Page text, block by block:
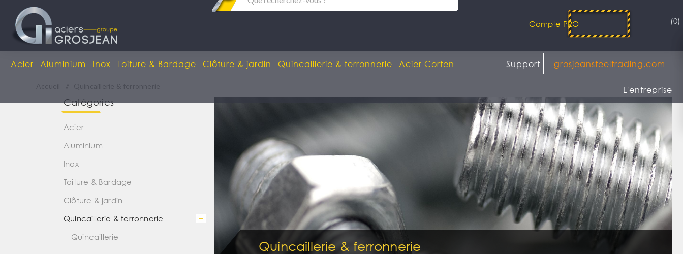
Compte PRO (0)
Acier Aluminium Inox Toiture & Bardage Clôture & jardin Quincaillerie & ferronnerie Acier Corten grosjeansteeltrading.com
Support
L'entreprise
Accueil Quincaillerie & ferronnerie
Quincaillerie & ferronnerie
Catégories
Acier
Aluminium
Inox
Toiture & Bardage
Clôture & jardin
Quincaillerie & ferronnerie
Quincaillerie